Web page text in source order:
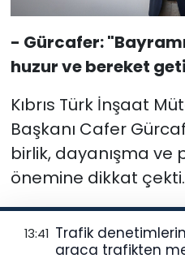
- Gürcafer:
huzur ve bereket
Kıbrıs Türk İnşaat
Başkanı Cafer
birlik, dayanışma ve
önemine dikkat çekti.
Bayramların,
güçlendiren özel
Gürcafer, toplumun
13:41 Trafik
araca trafikten